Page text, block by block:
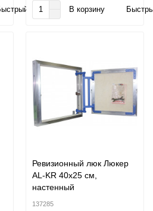
заказ В корзину
Ревизионный люк Люкер
AL-KR 40x25 см,
настенный
137285